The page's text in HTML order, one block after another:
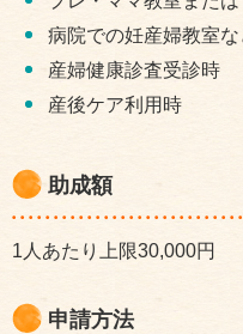
病院での妊産婦教室
産婦健康診査受診時
産後ケア利用時
助成額
1人あたり上限30,000円
申請方法